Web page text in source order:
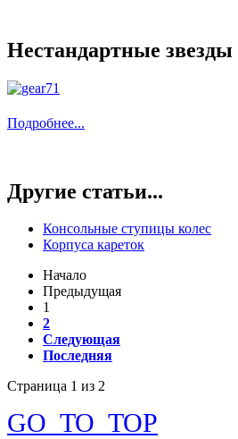
Нестандартные звезды
Подробнее...
Другие статьи...
Консольные ступицы колес
Корпуса кареток
Начало
Предыдущая
1
2
Следующая
Последняя
Страница 1 из 2
GO_TO_TOP